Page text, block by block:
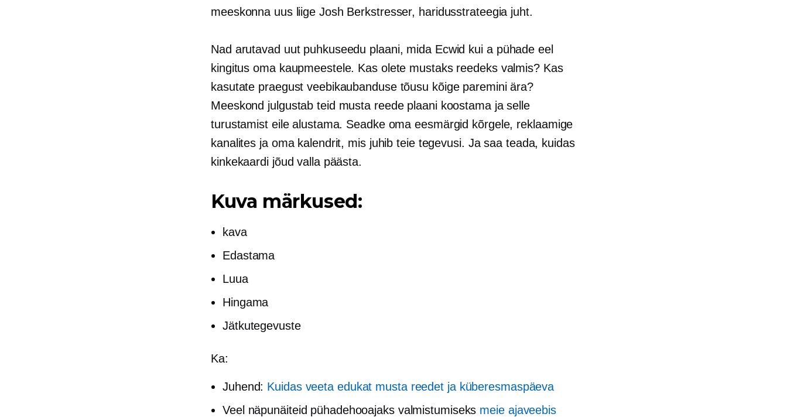
meeskonna uus liige Josh Berkstresser, haridusstrateegia juht.
Nad arutavad uut puhkuseedu plaani, mida Ecwid kui a pühade eel
kingitus oma kaupmeestele. Kas olete mustaks reedeks valmis? Kas
kasutate praegust veebikaubanduse tõusu kõige paremini ära?
Meeskond julgustab teid musta reede plaani koostama ja selle
turustamist eile alustama. Seadke oma eesmärgid kõrgele, reklaamige
kanalites ja oma kalendrit, mis juhib teie tegevusi. Ja saa teada, kuidas
kinkekaardi jõud valla päästa.
Kuva märkused:
kava
Edastama
Luua
Hingama
Jätkutegevuste
Ka:
Juhend: Kuidas veeta edukat musta reedet ja küberesmaspäeva
Veel näpunäiteid pühadehooajaks valmistumiseks meie ajaveebis